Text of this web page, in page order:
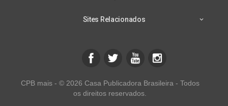
Sites Relacionados
CPB mais - © 2026 Casa Publicadora Brasileira - Todos
os direitos reservados.